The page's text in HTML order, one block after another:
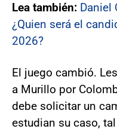
Lea también: Daniel
¿Quien será el
2026?
El juego cambió.
a Murillo por
debe solicitar un
estudian su caso,